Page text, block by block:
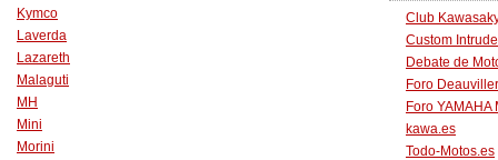
Kymco
Laverda
Lazareth
Malaguti
MH
Mini
Morini
Club
Custom
Debate de
Foro
Foro YAMAHA
kawa.es
Todo-Motos.es